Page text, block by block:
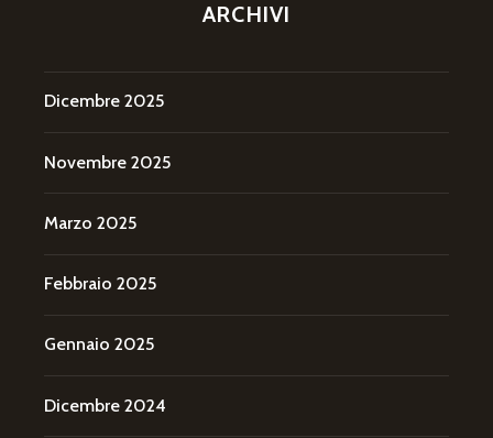
ARCHIVI
Dicembre 2025
Novembre 2025
Marzo 2025
Febbraio 2025
Gennaio 2025
Dicembre 2024